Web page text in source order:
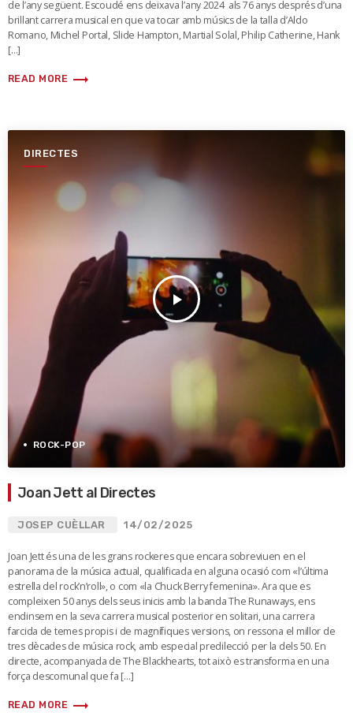
de l’any següent. Escoudé ens deixava l’any 2024 als 76 anys després d’una
brillant carrera musical en que va tocar amb músics de la talla d’Aldo
Romano, Michel Portal, Slide Hampton, Martial Solal, Philip Catherine, Hank
[…]
READ MORE trending_flat
DIRECTES
play_arrow
ROCK-POP
Joan Jett al Directes
JOSEP CUÈLLAR 14/02/2025
Joan Jett és una de les grans rockeres que encara sobreviuen en el
panorama de la música actual, qualificada en alguna ocasió com «l’última
estrella del rock’n’roll», o com «la Chuck Berry femenina». Ara que es
compleixen 50 anys dels seus inicis amb la banda The Runaways, ens
endinsem en la seva carrera musical posterior en solitari, una carrera
farcida de temes propis i de magnífiques versions, on ressona el millor de
tres dècades de música rock, amb especial predilecció per la dels 50. En
directe, acompanyada de The Blackhearts, tot això es transforma en una
força descomunal que fa […]
READ MORE trending_flat